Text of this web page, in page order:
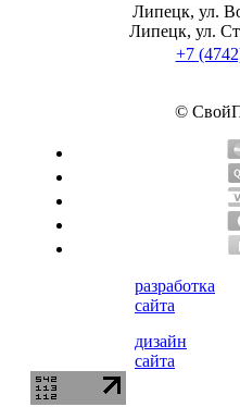
Липецк, ул.
Липецк, ул.
+7
©
разработка
сайта
дизайн
сайта